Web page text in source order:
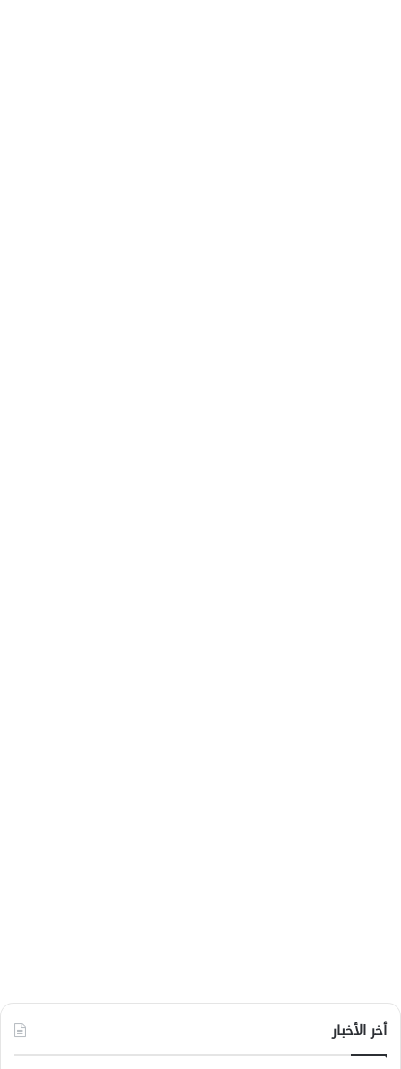
أخر الأخبار